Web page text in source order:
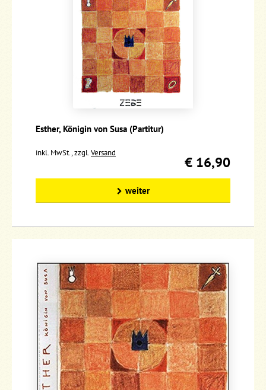
Esther, Königin von Susa (Partitur)
inkl. MwSt., zzgl.Versand
€ 16,90
weiter